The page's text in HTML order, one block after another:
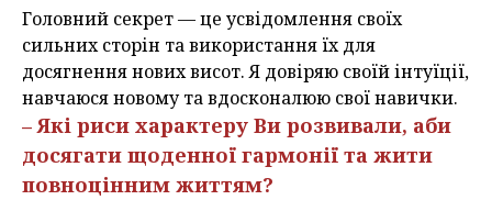
Головний секрет — це усвідомлення своїх
сильних сторін та використання їх для
досягнення нових висот. Я довіряю своїй інтуїції,
навчаюся новому та вдосконалюю свої навички.
– Які риси характеру Ви розвивали, аби
досягати щоденної гармонії та жити
повноцінним життям?